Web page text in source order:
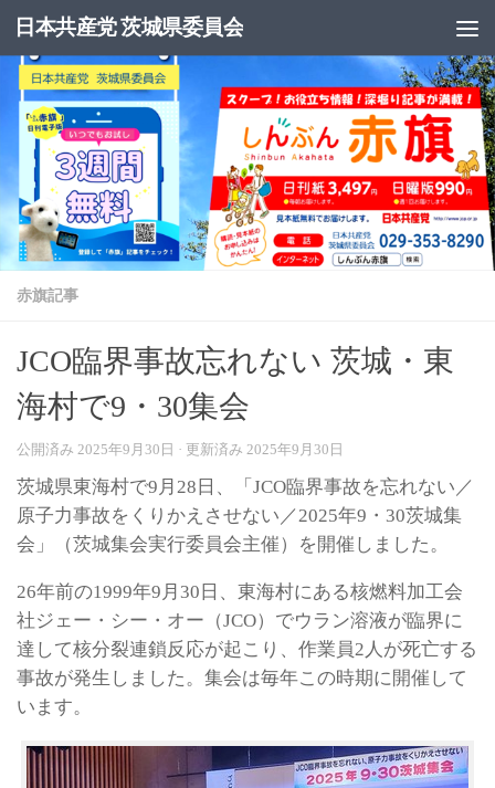
コンテンツへスキップ
日本共産党 茨城県委員会
赤旗記事
JCO臨界事故忘れない 茨城・東
海村で9・30集会
公開済み 2025年9月30日 · 更新済み 2025年9月30日
茨城県東海村で9月28日、「JCO臨界事故を忘れない／
原子力事故をくりかえさせない／2025年9・30茨城集
会」（茨城集会実行委員会主催）を開催しました。
26年前の1999年9月30日、東海村にある核燃料加工会
社ジェー・シー・オー（JCO）でウラン溶液が臨界に
達して核分裂連鎖反応が起こり、作業員2人が死亡する
事故が発生しました。集会は毎年この時期に開催して
います。